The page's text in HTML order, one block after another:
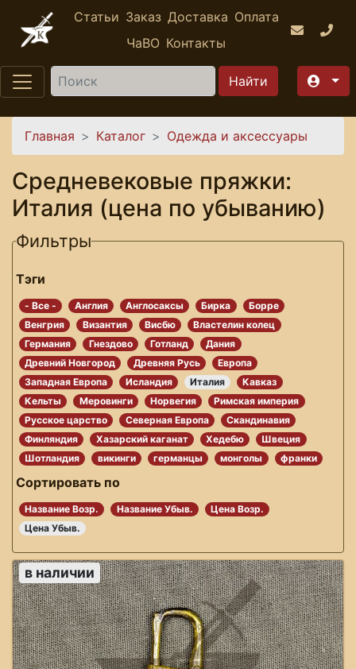
Перейти к основному содержанию
Статьи Заказ Доставка Оплата
ЧаВО Контакты
Найти
Вы здесь
Главная Каталог Одежда и аксессуары
Средневековые пряжки:
Италия (цена по убыванию)
Фильтры
Тэги
- Все - Англия Англосаксы Бирка
Борре
Венгрия
Византия Висбю
Властелин колец
Германия
Гнездово Готланд
Дания
Древний Новгород
Древняя Русь
Европа
Западная Европа
Исландия Италия
Кавказ
Кельты
Меровинги Норвегия
Римская империя
Русское царство
Северная Европа
Скандинавия
Финляндия
Хазарский каганат Хедебю
Швеция
Шотландия
викинги германцы монголы франки
Сортировать по
Название Возр. Название Убыв.
Цена Возр.
Цена Убыв.
в наличии